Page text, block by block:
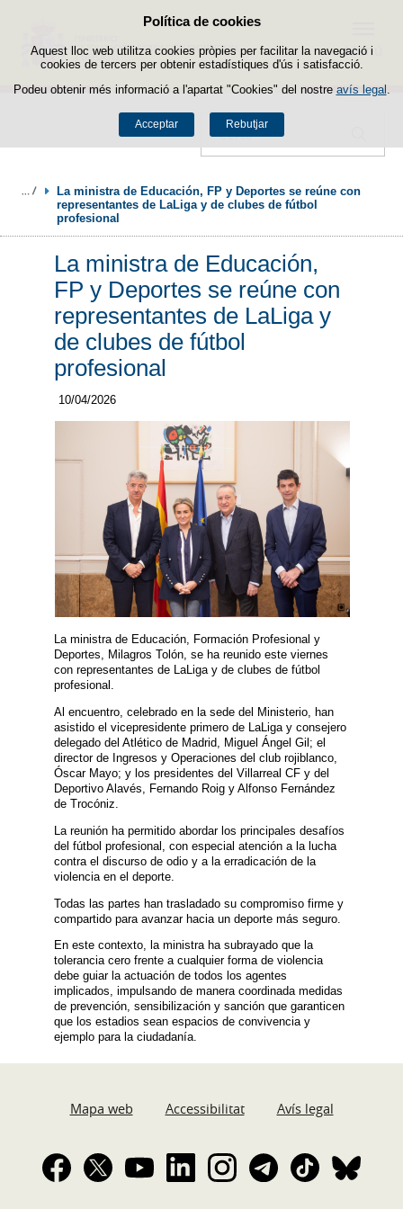
Política de cookies
Aquest lloc web utilitza cookies pròpies per facilitar la navegació i
cookies de tercers per obtenir estadístiques d'ús i satisfacció.
Podeu obtenir més informació a l'apartat "Cookies" del nostre avís legal
Acceptar Rebutjar
Passar al contingut
Cercador
Menú
La ministra de Educación, FP y Deportes se reúne con
representantes de LaLiga y de clubes de fútbol
profesional
La ministra de Educación,
FP y Deportes se reúne con
representantes de LaLiga y
de clubes de fútbol
profesional
10/04/2026
La ministra de Educación, Formación Profesional y
Deportes, Milagros Tolón, se ha reunido este viernes
con representantes de LaLiga y de clubes de fútbol
profesional.
Al encuentro, celebrado en la sede del Ministerio, han
asistido el vicepresidente primero de LaLiga y consejero
delegado del Atlético de Madrid, Miguel Ángel Gil; el
director de Ingresos y Operaciones del club rojiblanco,
Óscar Mayo; y los presidentes del Villarreal CF y del
Deportivo Alavés, Fernando Roig y Alfonso Fernández
de Trocóniz.
La reunión ha permitido abordar los principales desafíos
del fútbol profesional, con especial atención a la lucha
contra el discurso de odio y a la erradicación de la
violencia en el deporte.
Todas las partes han trasladado su compromiso firme y
compartido para avanzar hacia un deporte más seguro.
En este contexto, la ministra ha subrayado que la
tolerancia cero frente a cualquier forma de violencia
debe guiar la actuación de todos los agentes
implicados, impulsando de manera coordinada medidas
de prevención, sensibilización y sanción que garanticen
que los estadios sean espacios de convivencia y
ejemplo para la ciudadanía.
Mapa web Accessibilitat Avís legal